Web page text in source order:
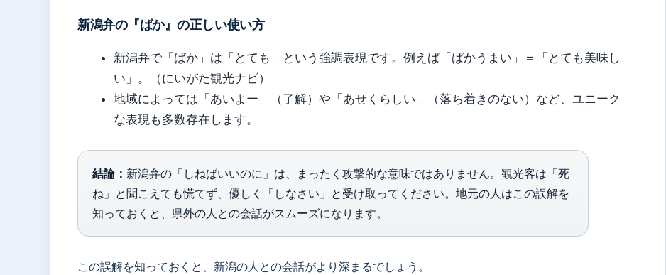
新潟弁の『ばか』の正しい使い方
新潟弁で「ばか」は「とても」という強調表現です。例えば「ばかうまい」＝「とても美味し
い」。（にいがた観光ナビ）
地域によっては「あいよー」（了解）や「あせくらしい」（落ち着きのない）など、ユニーク
な表現も多数存在します。
結論： 新潟弁の「しねばいいのに」は、まったく攻撃的な意味ではありません。観光客は「死
ね」と聞こえても慌てず、優しく「しなさい」と受け取ってください。地元の人はこの誤解を
知っておくと、県外の人との会話がスムーズになります。
この誤解を知っておくと、新潟の人との会話がより深まるでしょう。